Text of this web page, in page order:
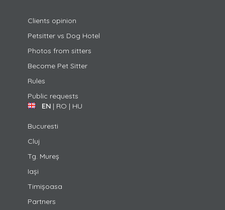
Clients opinion
Petsitter vs Dog Hotel
Photos from sitters
Become Pet Sitter
Rules
Public requests
EN | RO | HU
Bucuresti
Cluj
Tg. Mureș
Iași
Timișoasa
Partners